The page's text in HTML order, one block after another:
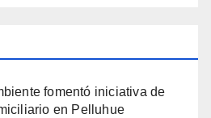
fomentó iniciativa de
en Pelluhue